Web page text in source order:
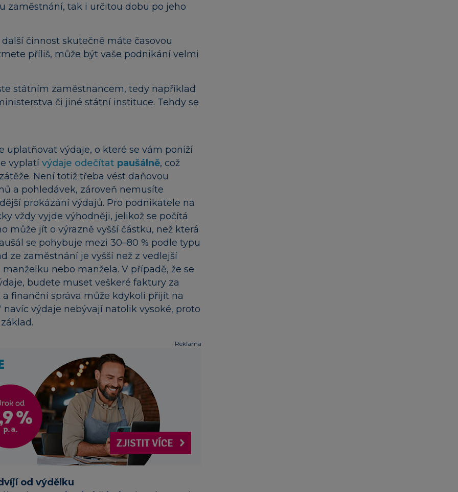
zaměstnání, tak i určitou dobu po jeho
činnost skutečně máte časovou
příliš, může být vaše podnikání velmi
státním zaměstnancem, tedy například
či jiné státní instituce. Tehdy se
uplatňovat výdaje, o které se vám poníží
vyplatí výdaje odečítat paušálně, což
Není totiž třeba vést daňovou
a pohledávek, zároveň nemusíte
prokázání výdajů. Pro podnikatele na
vždy vyjde výhodněji, jelikož se počítá
může jít o výrazně vyšší částku, než která
se pohybuje mezi 30–80 % podle typu
ze zaměstnání je vyšší než z vedlejší
nebo manžela. V případě, že se
budete muset veškeré faktury za
finanční správa může kdykoli přijít na
navíc výdaje nebývají natolik vysoké, proto
Reklama
od výdělku